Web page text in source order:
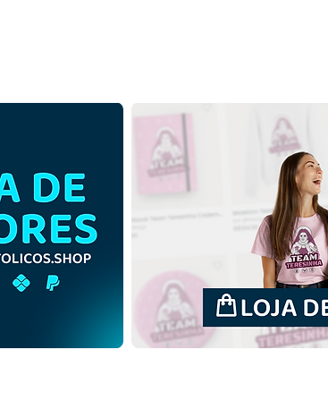
Santa Teresa Benedita da
Cruz, Edith Stein | Download
Grátis Ilustração
Monocromática em PNG
sem